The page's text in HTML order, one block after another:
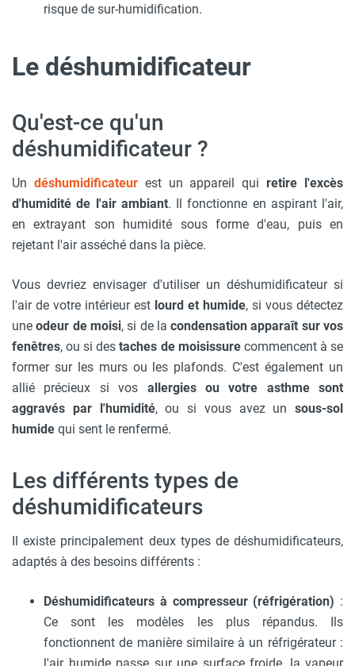
risque de sur-humidification.
Le déshumidificateur
Qu'est-ce qu'un
déshumidificateur ?
Un déshumidificateurest un appareil quiretire l'excès
d'humidité de l'air ambiant. Il fonctionne en aspirant l'air,
en extrayant son humidité sous forme d'eau, puis en
rejetant l'air asséché dans la pièce.
Vous devriez envisager d'utiliser un déshumidificateur si
l'air de votre intérieur est lourd et humide, si vous détectez
uneodeur de moisi, si de lacondensation apparaît sur vos
fenêtres, ou si destaches de moisissurecommencent à se
former sur les murs ou les plafonds. C'est également un
allié précieux si vos allergies ou votre asthme sont
aggravés par l'humidité, ou si vous avez un sous-sol
humide qui sent le renfermé.
Les différents types de
déshumidificateurs
Il existe principalement deux types de déshumidificateurs,
adaptés à des besoins différents :
Déshumidificateurs à compresseur (réfrigération) :
Ce sont les modèles les plus répandus. Ils
fonctionnent de manière similaire à un réfrigérateur :
l'air humide passe sur une surface froide, la vapeur